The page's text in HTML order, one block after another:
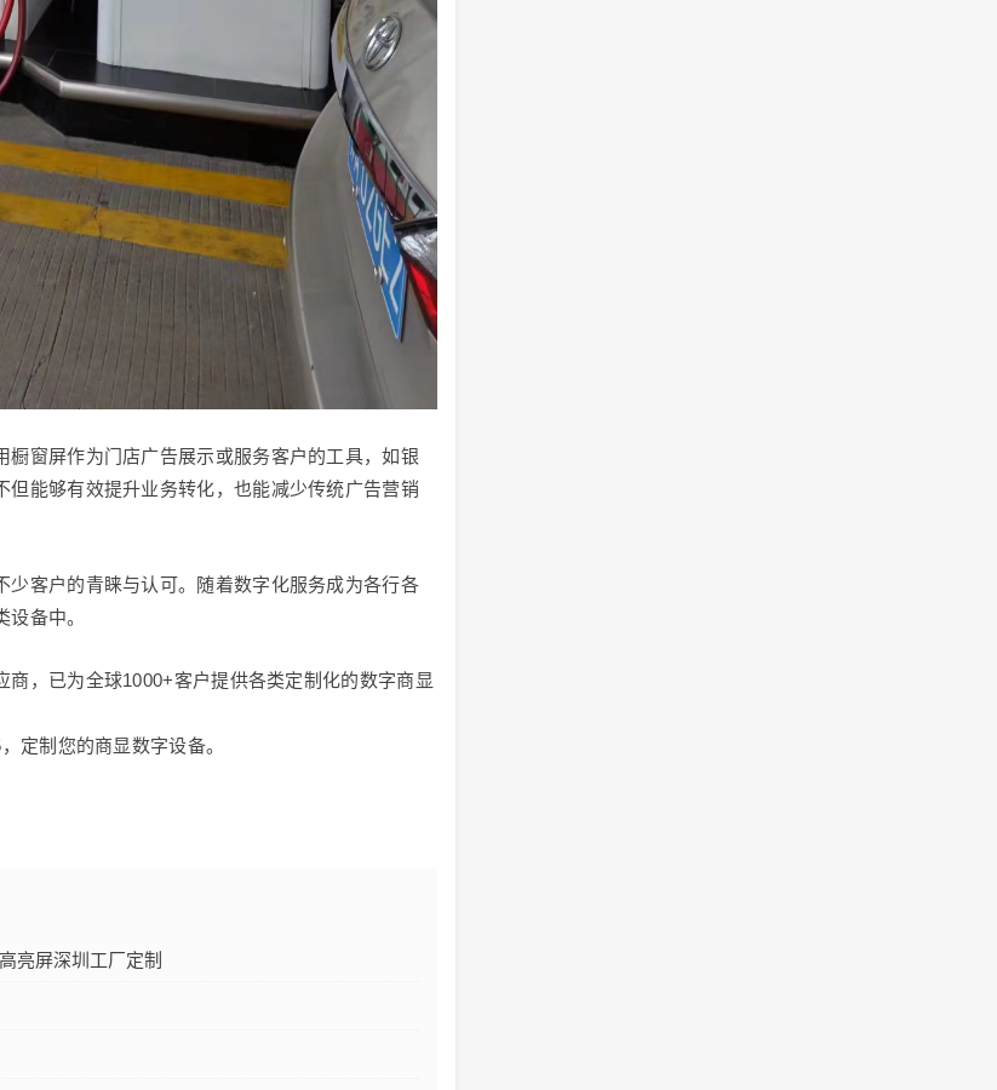
窗屏作为门店广告展示或服务客户的工具，如银
能够有效提升业务转化，也能减少传统广告营销
客户的青睐与认可。随着数字化服务成为各行各
备中。
，已为全球1000+客户提供各类定制化的数字商显
定制您的商显数字设备。
亮屏深圳工厂定制